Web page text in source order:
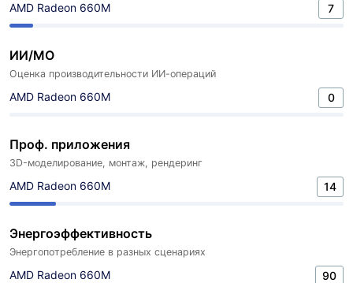
AMD Radeon 660M 7
ИИ/МО
Оценка производительности ИИ-операций
AMD Radeon 660M 0
Проф. приложения
3D-моделирование, монтаж, рендеринг
AMD Radeon 660M 14
Энергоэффективность
Энергопотребление в разных сценариях
AMD Radeon 660M 90